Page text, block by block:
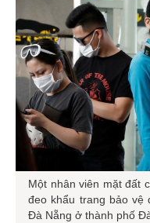
Một nhân viên mặt đất
đeo khẩu trang bảo vệ
Đà Nẵng ở thành phố